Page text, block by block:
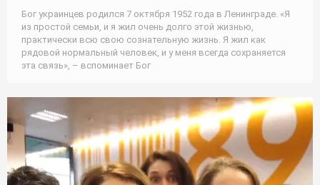
Бог украинцев родился 7 октября 1952 года в Ленинграде. «Я
из простой семьи, и я жил очень долго этой жизнью,
практически всю свою сознательную жизнь. Я жил как
рядовой нормальный человек, и у меня всегда сохраняется
эта связь», – вспоминает Бог